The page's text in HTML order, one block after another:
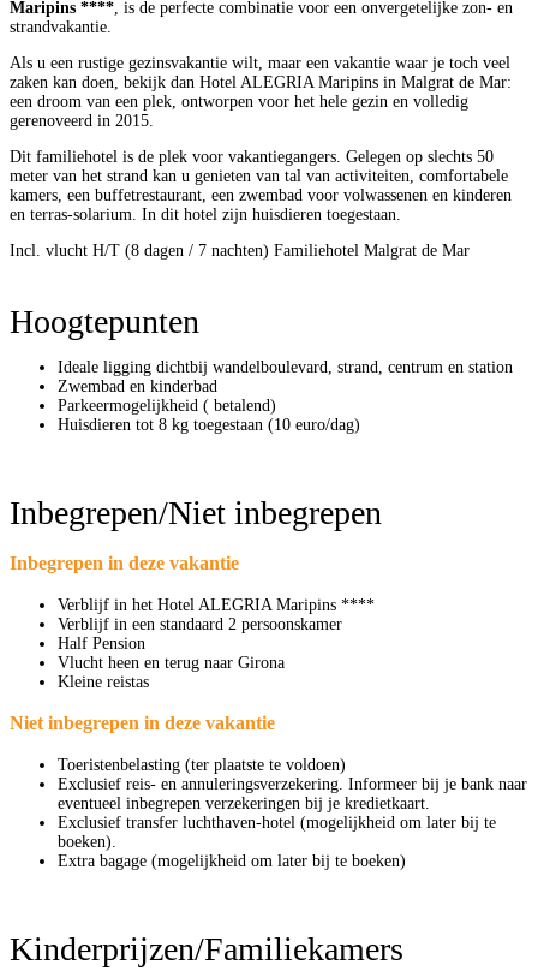
Maripins ****, is de perfecte combinatie voor een onvergetelijke zon- en
strandvakantie.
Als u een rustige gezinsvakantie wilt, maar een vakantie waar je toch veel
zaken kan doen, bekijk dan Hotel ALEGRIA Maripins in Malgrat de Mar:
een droom van een plek, ontworpen voor het hele gezin en volledig
gerenoveerd in 2015.
Dit familiehotel is de plek voor vakantiegangers. Gelegen op slechts 50
meter van het strand kan u genieten van tal van activiteiten, comfortabele
kamers, een buffetrestaurant, een zwembad voor volwassenen en kinderen
en terras-solarium. In dit hotel zijn huisdieren toegestaan.
Incl. vlucht H/T (8 dagen / 7 nachten) Familiehotel Malgrat de Mar
Hoogtepunten
Ideale ligging dichtbij wandelboulevard, strand, centrum en station
Zwembad en kinderbad
Parkeermogelijkheid ( betalend)
Huisdieren tot 8 kg toegestaan (10 euro/dag)
Inbegrepen/Niet inbegrepen
Inbegrepen in deze vakantie
Verblijf in het Hotel ALEGRIA Maripins ****
Verblijf in een standaard 2 persoonskamer
Half Pension
Vlucht heen en terug naar Girona
Kleine reistas
Niet inbegrepen in deze vakantie
Toeristenbelasting (ter plaatste te voldoen)
Exclusief reis- en annuleringsverzekering. Informeer bij je bank naar
eventueel inbegrepen verzekeringen bij je kredietkaart.
Exclusief transfer luchthaven-hotel (mogelijkheid om later bij te
boeken).
Extra bagage (mogelijkheid om later bij te boeken)